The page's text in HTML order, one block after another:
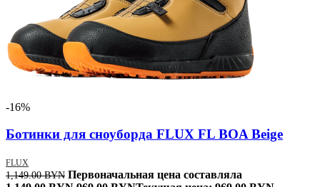
-16%
Ботинки для сноуборда FLUX FL BOA Beige
FLUX
1,149.00BYN Первоначальная цена составляла